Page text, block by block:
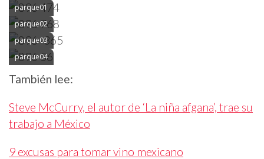
parque01
parque02
parque03
parque04
También lee:
Steve McCurry, el autor de ‘La niña afgana’, trae su
trabajo a México
9 excusas para tomar vino mexicano